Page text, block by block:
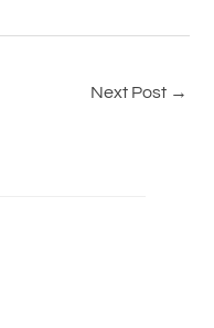
Next Post →